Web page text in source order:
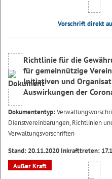
Vorschrift direkt
Richtlinie für die
für gemeinnützige
Initiativen und
Auswirkungen der
Dokumententyp:
Dienstvereinbarungen, Richtlinien
Verwaltungsvorschriften
Stand: 20.11.2020 Inkrafttreten:
Außer Kraft